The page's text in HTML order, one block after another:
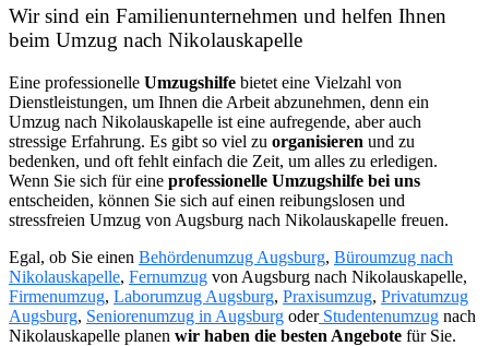
Wir sind ein Familienunternehmen und helfen Ihnen
beim Umzug nach Nikolauskapelle
Eine professionelle Umzugshilfe bietet eine Vielzahl von
Dienstleistungen, um Ihnen die Arbeit abzunehmen, denn ein
Umzug nach Nikolauskapelle ist eine aufregende, aber auch
stressige Erfahrung. Es gibt so viel zu organisieren und zu
bedenken, und oft fehlt einfach die Zeit, um alles zu erledigen.
Wenn Sie sich für eine professionelle Umzugshilfe bei uns
entscheiden, können Sie sich auf einen reibungslosen und
stressfreien Umzug von Augsburg nach Nikolauskapelle freuen.
Egal, ob Sie einen Behördenumzug Augsburg, Büroumzug nach
Nikolauskapelle, Fernumzug von Augsburg nach Nikolauskapelle,
Firmenumzug, Laborumzug Augsburg, Praxisumzug, Privatumzug
Augsburg, Seniorenumzug in Augsburg oderStudentenumzug nach
Nikolauskapelle planen wir haben die besten Angebote für Sie.